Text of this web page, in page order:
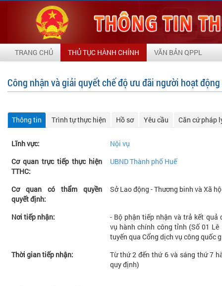
TRANG CHỦ THỦ TỤC HÀNH CHÍNH VĂN BẢN QPPL
Công nhận và giải quyết chế độ ưu đãi người hoạt
Thông tin Trình tự thực hiện Hồ sơ Yêu cầu Căn cứ pháp
Lĩnh vực:
Nội vụ
Cơ quan trực tiếp thực hiện
TTHC:
UBND Thành phố Huế
Cơ quan có thẩm quyền
quyết định:
Sở Lao động - Thương binh và Xã
Nơi tiếp nhận:
- Bộ phận tiếp nhận và trả kết quả
vụ hành chính công tỉnh (Số 01
tuyến qua Cổng dịch vụ công quốc
Thời gian tiếp nhận:
Từ thứ 2 đến thứ 6 và sáng thứ 7
quy định)